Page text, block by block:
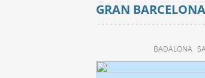
GRAN BARCELONA
BADALONA